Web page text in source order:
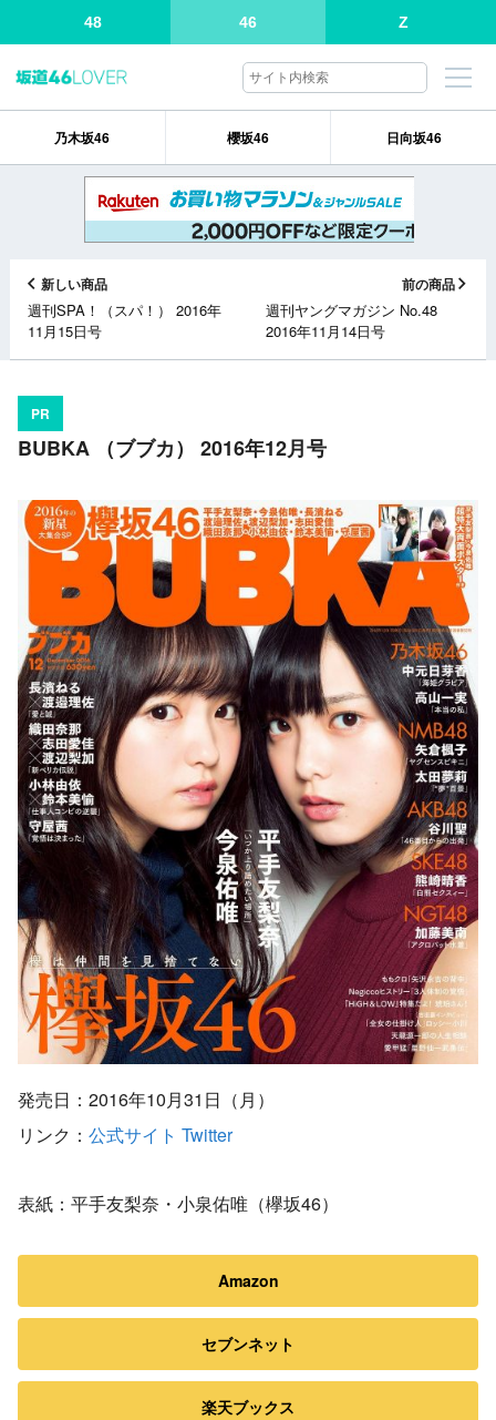
48 46 Z
乃木坂46 櫻坂46 日向坂46
新しい商品
週刊SPA！（スパ！） 2016年
11月15日号
前の商品
週刊ヤングマガジン No.48
2016年11月14日号
PR
BUBKA （ブブカ） 2016年12月号
発売日：2016年10月31日（月）
リンク： 公式サイト Twitter
表紙：平手友梨奈・小泉佑唯（欅坂46）
Amazon
セブンネット
楽天ブックス